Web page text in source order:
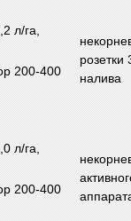
л/га,
200-400
розетки
налива
л/га,
200-400